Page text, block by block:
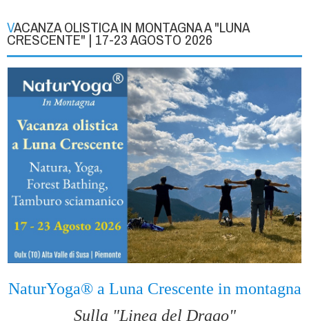
VACANZA OLISTICA IN MONTAGNA A "LUNA
CRESCENTE" | 17-23 AGOSTO 2026
NaturYoga® a Luna Crescente in montagna
Sulla "Linea del Drago"